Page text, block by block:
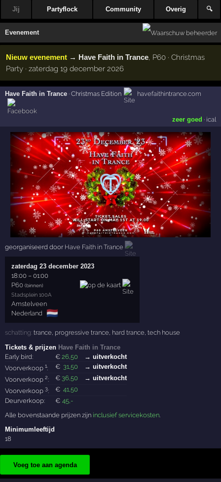
Jij Partyflock Community Overig 🔍
Evenement
Nieuw evenement → Have Faith in Trance, P60 · Christmas
Party · zaterdag 19 december 2026
Have Faith in Trance ·Christmas Edition havefaithintrance.com
zeer goed · ical
georganiseerd door Have Faith in Trance
zaterdag 23 december 2023
18:00 –01:00
P60 (binnen)
Stadsplein 100A
Amstelveen
Nederland 🇳🇱
schatting:trance, progressive trance, hard trance,tech house
Tickets & prijzen Have Faith in Trance
Early bird:
€26 ,50
→ uitverkocht
Voorverkoop1: € 31 ,50
→ uitverkocht
Voorverkoop2: € 36 ,50
→ uitverkocht
Voorverkoop3: € 41 ,50
Deurverkoop:
€ 45 ,-
Alle bovenstaande prijzen zijn inclusief servicekosten
Minimumleeftijd
18
Voeg toe aan agenda